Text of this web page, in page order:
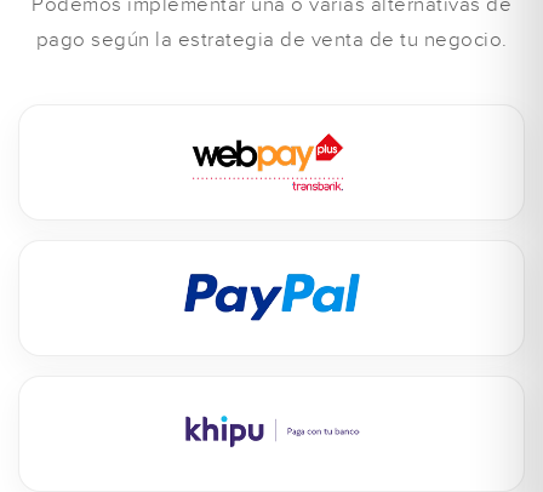
Podemos implementar una o varias alternativas de
pago según la estrategia de venta de tu negocio.